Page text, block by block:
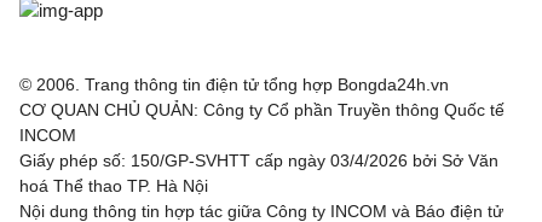
© 2006. Trang thông tin điện tử tổng hợp Bongda24h.vn
CƠ QUAN CHỦ QUẢN: Công ty Cổ phần Truyền thông Quốc tế
INCOM
Giấy phép số: 150/GP-SVHTT cấp ngày 03/4/2026 bởi Sở Văn
hoá Thể thao TP. Hà Nội
Nội dung thông tin hợp tác giữa Công ty INCOM và Báo điện tử